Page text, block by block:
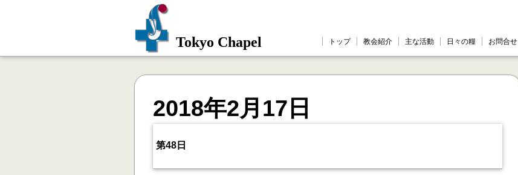
Tokyo Chapel トップ 教会紹介 主な活動 日々の糧 お問合せ
2018年2月17日
第48日